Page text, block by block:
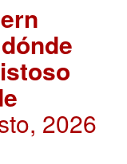
2026